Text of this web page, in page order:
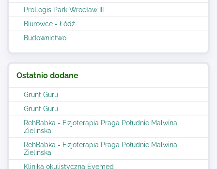
ProLogis Park Wrocław III
Biurowce - Łódź
Budownictwo
Ostatnio dodane
Grunt Guru
Grunt Guru
RehBabka - Fizjoterapia Praga Południe Malwina
Zielińska
RehBabka - Fizjoterapia Praga Południe Malwina
Zielińska
Klinika okulistyczna Eyemed